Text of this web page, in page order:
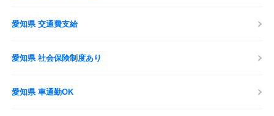
愛知県 交通費支給
愛知県 社会保険制度あり
愛知県 車通勤OK